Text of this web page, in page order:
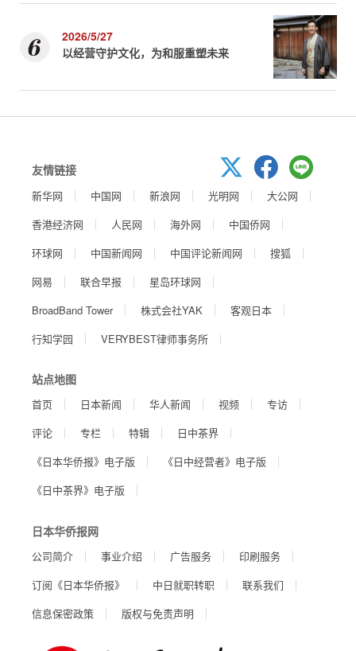
2026/5/27
以经营守护文化，为和服重塑未来
友情链接
新华网 中国网 新浪网 光明网
大公网
香港经济网
人民网 海外网
中国侨网
环球网
中国新闻网 中国评论新闻网
搜狐
网易
联合早报
星岛环球网
BroadBand Tower
株式会社YAK
客观日本
行知学园
VERYBEST律师事务所
站点地图
首页 日本新闻 华人新闻 视频
专访
评论
专栏 特辑
日中茶界
《日本华侨报》电子版
《日中经营者》电子版
《日中茶界》电子版
日本华侨报网
公司简介 事业介绍 广告服务
印刷服务
订阅《日本华侨报》
中日就职转职
联系我们
信息保密政策
版权与免责声明